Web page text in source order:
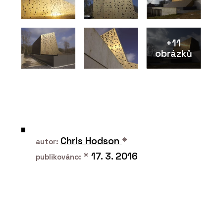
+11
obrázků
autor: Chris Hodson *
publikováno: * 17. 3. 2016